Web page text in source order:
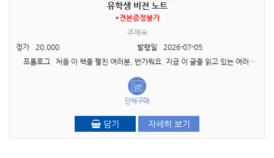
유학생 비전 노트
*견본증정불가
주해숙
정가
20,000 발행일
2026-07-05
프롤로그 처음 이 책을 펼친 여러분, 반가워요. 지금 이 글을 읽고 있는 여러분은 아마도, 자신이 태어나고 자란 곳이 아닌 낯선 나라, 낯선 캠퍼스에서 하루하루..
단체구매
담기 자세히 보기